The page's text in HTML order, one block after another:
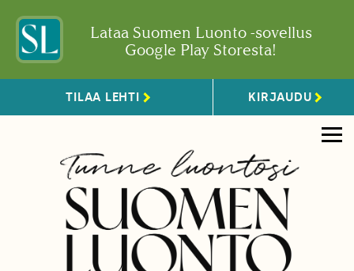
Lataa Suomen Luonto -sovellus
Google Play Storesta!
TILAA LEHTI KIRJAUDU